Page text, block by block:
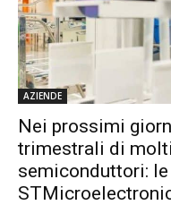
AZIENDE
Nei prossimi
trimestrali di
semiconduttori: